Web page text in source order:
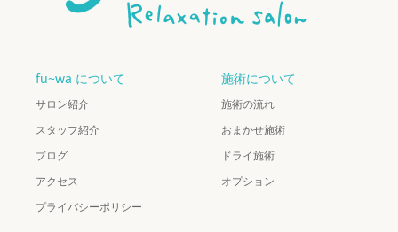
fu~wa について
サロン紹介
スタッフ紹介
ブログ
アクセス
プライバシーポリシー
施術について
施術の流れ
おまかせ施術
ドライ施術
オプション